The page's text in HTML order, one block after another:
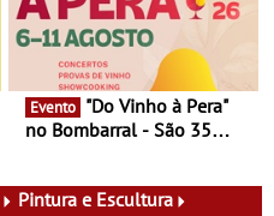
Evento
no Bombarral - São 35
experiências
Pintura e Escultura